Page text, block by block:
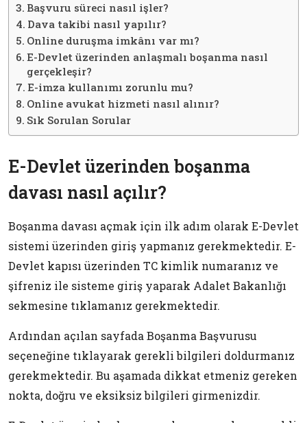
Başvuru süreci nasıl işler?
Dava takibi nasıl yapılır?
Online duruşma imkânı var mı?
E-Devlet üzerinden anlaşmalı boşanma nasıl
gerçekleşir?
E-imza kullanımı zorunlu mu?
Online avukat hizmeti nasıl alınır?
Sık Sorulan Sorular
E-Devlet üzerinden boşanma
davası nasıl açılır?
Boşanma davası açmak için ilk adım olarak E-Devlet
sistemi üzerinden giriş yapmanız gerekmektedir. E-
Devlet kapısı üzerinden TC kimlik numaranız ve
şifreniz ile sisteme giriş yaparak Adalet Bakanlığı
sekmesine tıklamanız gerekmektedir.
Ardından açılan sayfada Boşanma Başvurusu
seçeneğine tıklayarak gerekli bilgileri doldurmanız
gerekmektedir. Bu aşamada dikkat etmeniz gereken
nokta, doğru ve eksiksiz bilgileri girmenizdir.